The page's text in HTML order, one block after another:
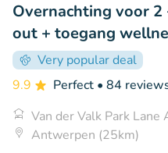
Overnachting voor
out + toegang
Very popular deal
9.9
Perfect • 84
Van der Valk Park Lane
Antwerpen (25km)